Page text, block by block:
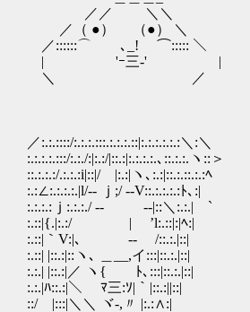
／／ ＼＼
／（ ●） （●）
／::::::⌒ ､_! ⌒::::: ＼
| 'ｰ三-' |
＼ ／
／:.:.::::/:.:.:.:::.:.:.:.::|:.:.:.:.:.:＼:＼
:.:.:.:.:::/:.:./:|:.:/|::.:|:.:.:.:.､::.:.:.ヽ::＞
::.:.:.:/.:.:.:i|::|/ |:.:|ヽ､:.:|::.:.::.:.:ﾍ
:.:∠:.:.:.:.|l/‐- ｊ;/ -
:.:.:.:ｊ:.:.:./ -‐ ‐-|::＼:.:.| `
:.::|{.|:.:/ | ’l:.::|:|ﾍ:|
:.::|｀V:|､ ‐‐ /::.:.|::|
:.::| |::.:|::ヽ､ ＿__,イ:::|::.:.|::|
:.:.| |::.:|／ ヽ{ ﾄ､:::|::.:.|::|
:.:.|ﾊ::.:|＼ ﾏ三:ｿ|｀|::.:||::|
::/ |:::|＼＼ ヾ-,〃 |:.:∧:|